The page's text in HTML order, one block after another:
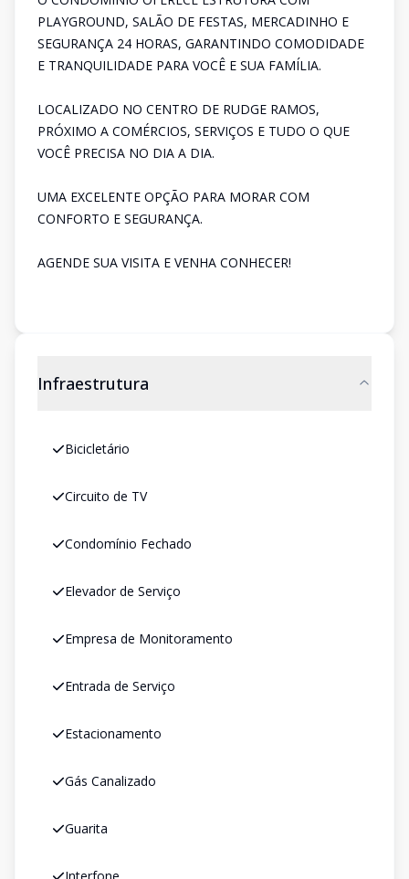
PLAYGROUND, SALÃO DE FESTAS, MERCADINHO E
SEGURANÇA 24 HORAS, GARANTINDO COMODIDADE
E TRANQUILIDADE PARA VOCÊ E SUA FAMÍLIA.
LOCALIZADO NO CENTRO DE RUDGE RAMOS,
PRÓXIMO A COMÉRCIOS, SERVIÇOS E TUDO O QUE
VOCÊ PRECISA NO DIA A DIA.
UMA EXCELENTE OPÇÃO PARA MORAR COM
CONFORTO E SEGURANÇA.
AGENDE SUA VISITA E VENHA CONHECER!
Infraestrutura
Bicicletário
Circuito de TV
Condomínio Fechado
Elevador de Serviço
Empresa de Monitoramento
Entrada de Serviço
Estacionamento
Gás Canalizado
Guarita